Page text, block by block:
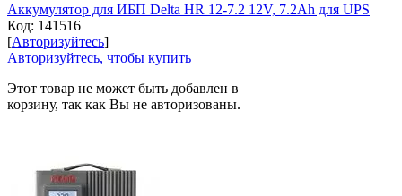
Аккумулятор для ИБП Delta HR 12-7.2 12V, 7.2Ah для UPS
Код: 141516
[Авторизуйтесь]
Авторизуйтесь, чтобы купить
Этот товар не может быть добавлен в
корзину, так как Вы не авторизованы.